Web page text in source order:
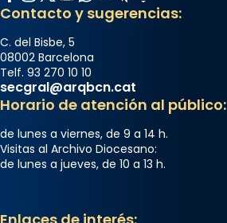
Contacto y sugerencias:
C. del Bisbe, 5
08002 Barcelona
Telf. 93 270 10 10
secgral@arqbcn.cat
Horario de atención al público:
de lunes a viernes, de 9 a 14 h.
Visitas al Archivo Diocesano:
de lunes a jueves, de 10 a 13 h.